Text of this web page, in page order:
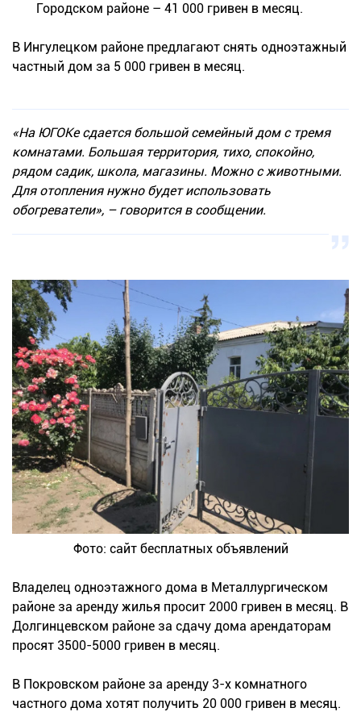
Городском районе – 41 000 гривен в месяц.
В Ингулецком районе предлагают снять одноэтажный
частный дом за 5 000 гривен в месяц.
«На ЮГОКе сдается большой семейный дом с тремя
комнатами. Большая территория, тихо, спокойно,
рядом садик, школа, магазины. Можно с животными.
Для отопления нужно будет использовать
обогреватели», – говорится в сообщении.
Фото: сайт бесплатных объявлений
Владелец одноэтажного дома в Металлургическом
районе за аренду жилья просит 2000 гривен в месяц. В
Долгинцевском районе за сдачу дома арендаторам
просят 3500-5000 гривен в месяц.
В Покровском районе за аренду 3-х комнатного
частного дома хотят получить 20 000 гривен в месяц.